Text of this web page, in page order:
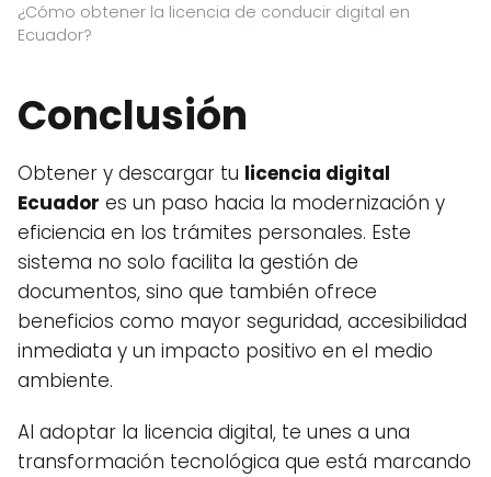
¿Cómo obtener la licencia de conducir digital en
Ecuador?
Conclusión
Obtener y descargar tu licencia digital
Ecuador es un paso hacia la modernización y
eficiencia en los trámites personales. Este
sistema no solo facilita la gestión de
documentos, sino que también ofrece
beneficios como mayor seguridad, accesibilidad
inmediata y un impacto positivo en el medio
ambiente.
Al adoptar la licencia digital, te unes a una
transformación tecnológica que está marcando